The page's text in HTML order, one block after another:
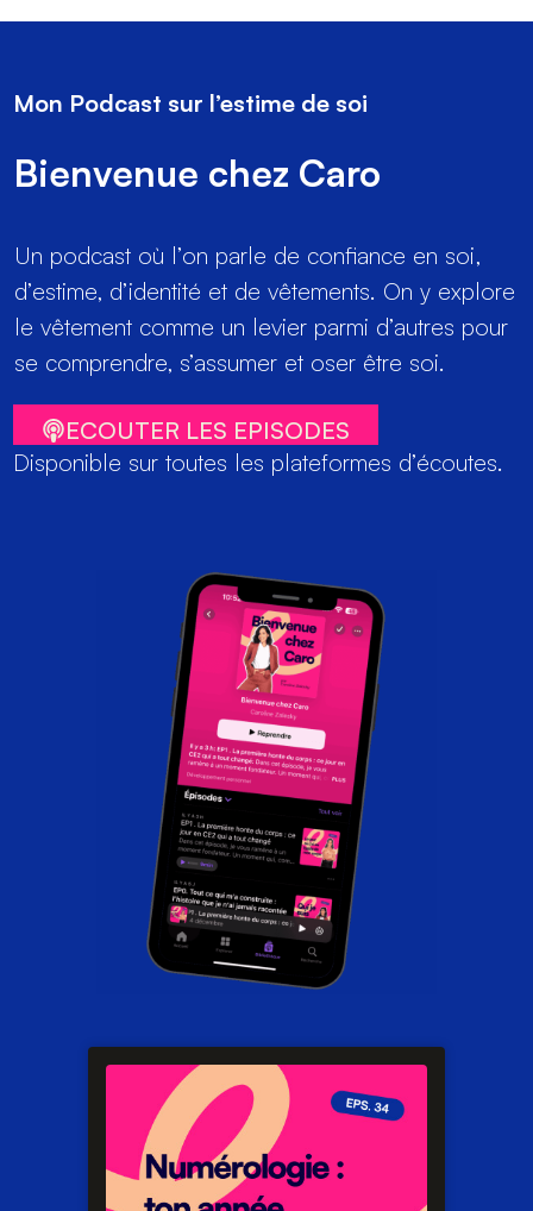
Mon Podcast sur l’estime de soi
Bienvenue chez Caro
Un podcast où l’on parle de confiance en soi,
d’estime, d’identité et de vêtements. On y explore
le vêtement comme un levier parmi d’autres pour
se comprendre, s’assumer et oser être soi.
ECOUTER LES EPISODES
Disponible sur toutes les plateformes d’écoutes.